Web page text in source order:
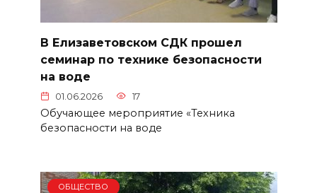
В Елизаветовском СДК прошел
семинар по технике безопасности
на воде
01.06.2026 17
Обучающее мероприятие «Техника
безопасности на воде
ОБЩЕСТВО